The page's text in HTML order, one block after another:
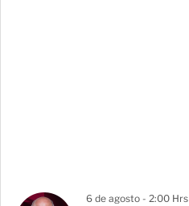
6 de agosto - 2:00 Hrs